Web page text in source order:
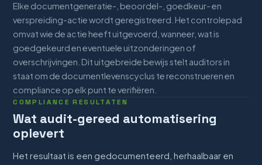
Elke documentgeneratie-, beoordel-, goedkeur- en
verspreiding-actie wordt geregistreerd. Het controlepad
omvat wie de actie heeft uitgevoerd, wanneer, wat is
goedgekeurd en eventuele uitzonderingen of
overschrijvingen. Dit uitgebreide bewijs stelt auditors in
staat om de documentlevenscyclus te reconstrueren en
compliance op elk punt te verifiëren.
COMPLIANCE RESULTATEN
Wat audit-gereed automatisering
oplevert
Het resultaat is een gedocumenteerd, herhaalbaar en